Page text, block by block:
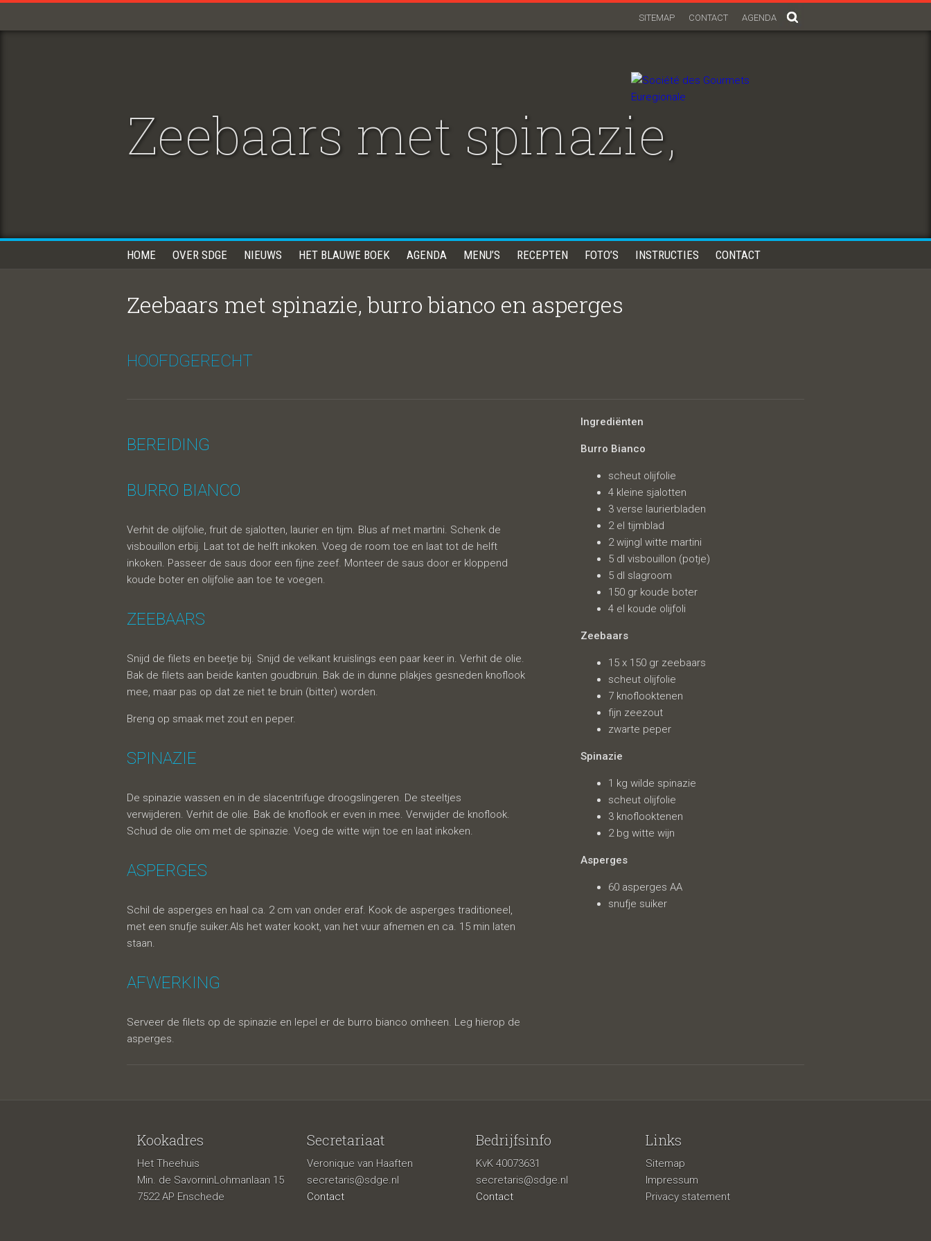
AGENDA
CONTACT
SITEMAP
Zeebaars met spinazie,
burro bianco en asperges
HOME OVER SDGE NIEUWS HET BLAUWE BOEK AGENDA MENU’S RECEPTEN FOTO’S INSTRUCTIES CONTACT
Zeebaars met spinazie, burro bianco en asperges
HOOFDGERECHT
BEREIDING
BURRO BIANCO
Verhit de olijfolie, fruit de sjalotten, laurier en tijm. Blus af met martini. Schenk de
visbouillon erbij. Laat tot de helft inkoken. Voeg de room toe en laat tot de helft
inkoken. Passeer de saus door een fijne zeef. Monteer de saus door er kloppend
koude boter en olijfolie aan toe te voegen.
ZEEBAARS
Snijd de filets en beetje bij. Snijd de velkant kruislings een paar keer in. Verhit de olie.
Bak de filets aan beide kanten goudbruin. Bak de in dunne plakjes gesneden knoflook
mee, maar pas op dat ze niet te bruin (bitter) worden.
Breng op smaak met zout en peper.
SPINAZIE
De spinazie wassen en in de slacentrifuge droogslingeren. De steeltjes
verwijderen. Verhit de olie. Bak de knoflook er even in mee. Verwijder de knoflook.
Schud de olie om met de spinazie. Voeg de witte wijn toe en laat inkoken.
ASPERGES
Schil de asperges en haal ca. 2 cm van onder eraf. Kook de asperges traditioneel,
met een snufje suiker.Als het water kookt, van het vuur afnemen en ca. 15 min laten
staan.
AFWERKING
Serveer de filets op de spinazie en lepel er de burro bianco omheen. Leg hierop de
asperges.
Ingrediënten
Burro Bianco
scheut olijfolie
4 kleine sjalotten
3 verse laurierbladen
2 el tijmblad
2 wijngl witte martini
5 dl visbouillon (potje)
5 dl slagroom
150 gr koude boter
4 el koude olijfoli
Zeebaars
15 x 150 gr zeebaars
scheut olijfolie
7 knoflooktenen
fijn zeezout
zwarte peper
Spinazie
1 kg wilde spinazie
scheut olijfolie
3 knoflooktenen
2 bg witte wijn
Asperges
60 asperges AA
snufje suiker
Kookadres
Het Theehuis
Min. de SavorninLohmanlaan 15
7522 AP Enschede
Secretariaat
Veronique van Haaften
secretaris@sdge.nl
Contact
Bedrijfsinfo
KvK 40073631
secretaris@sdge.nl
Contact
Links
Sitemap
Impressum
Privacy statement